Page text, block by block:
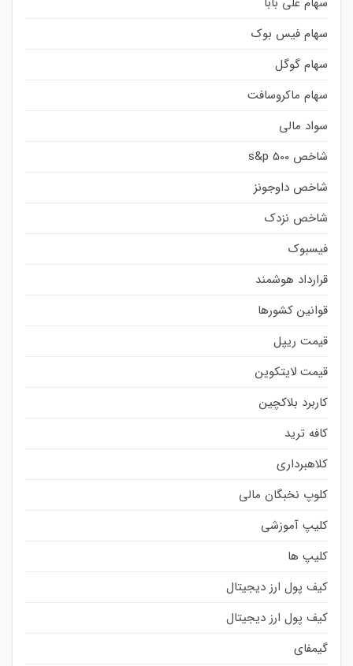
سهام فیس بوک
سهام گوگل
سهام ماکروسافت
سواد مالی
شاخص s&p 500
شاخص داوجونز
شاخص نزدک
فیسبوک
قرارداد هوشمند
قوانین کشورها
قیمت ریپل
قیمت لایتکوین
کاربرد بلاکچین
کافه ترید
کلاهبرداری
کلوپ نخبگان مالی
کلیپ آموزشی
کلیپ ها
کیف پول ارز دیجیتال
کیف پول ارز دیجیتال
گیمفای